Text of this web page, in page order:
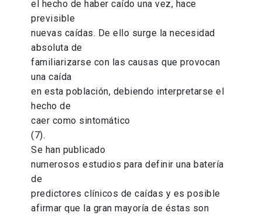
el hecho de haber caído una vez, hace
previsible
nuevas caídas. De ello surge la necesidad
absoluta de
familiarizarse con las causas que provocan
una caída
en esta población, debiendo interpretarse el
hecho de
caer como sintomático
(7).
Se han publicado
numerosos estudios para definir una batería
de
predictores clínicos de caídas y es posible
afirmar que la gran mayoría de éstas son